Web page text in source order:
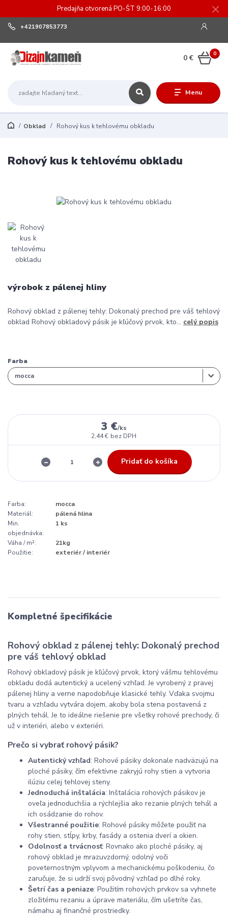
Predajňa otvorená PO-ŠT 9:00-16:00
Menu
+421907853773
0
0 €
Obklad Rohový kus k tehlovému obkladu
Rohový kus k tehlovému obkladu
výrobok z pálenej hliny
Rohový obklad z pálenej tehly: Dokonalý prechod pre váš tehlový
obklad Rohový obkladový pásik je kľúčový prvok, kto... celý popis
Farba
3 €/ks
2,44 € bez DPH
Pridať do košíka
Farba:
mocca
Materiál:
pálená hlina
Min.
objednávka:
1 ks
Váha / m²:
21kg
Použitie:
exteriér / interiér
Kompletné špecifikácie
Rohový obklad z pálenej tehly: Dokonalý prechod
pre váš tehlový obklad
Rohový obkladový pásik je kľúčový prvok, ktorý vášmu tehlovému
obkladu dodá autentický a ucelený vzhľad. Je vyrobený z pravej
pálenej hliny a verne napodobňuje klasické tehly. Vďaka svojmu
tvaru a vzhľadu vytvára dojem, akoby bola stena postavená z
plných tehál. Je to ideálne riešenie pre všetky rohové prechody, či
už v interiéri, alebo v exteriéri.
Prečo si vybrať rohový pásik?
Autentický vzhľad: Rohové pásiky dokonale nadväzujú na
ploché pásiky, čím efektívne zakryjú rohy stien a vytvoria
ilúziu celej tehlovej steny.
Jednoduchá inštalácia: Inštalácia rohových pásikov je
oveľa jednoduchšia a rýchlejšia ako rezanie plných tehál a
ich osádzanie do rohov.
Všestranné použitie: Rohové pásiky môžete použiť na
rohy stien, stĺpy, krby, fasády a ostenia dverí a okien.
Odolnosť a trvácnosť: Rovnako ako ploché pásiky, aj
rohový obklad je mrazuvzdorný, odolný voči
poveternostným vplyvom a mechanickému poškodeniu, čo
zaručuje, že si udrží svoj pôvodný vzhľad po dlhé roky.
Šetrí čas a peniaze: Použitím rohových prvkov sa vyhnete
zložitému rezaniu a úprave materiálu, čím ušetríte čas,
námahu aj finančné prostriedky.